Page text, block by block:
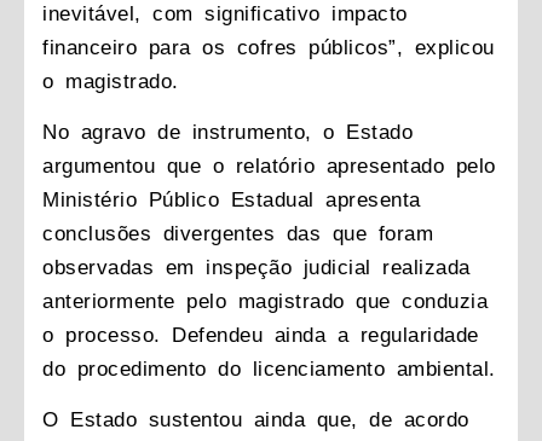
inevitável, com significativo impacto
financeiro para os cofres públicos”, explicou
o magistrado.
No agravo de instrumento, o Estado
argumentou que o relatório apresentado pelo
Ministério Público Estadual apresenta
conclusões divergentes das que foram
observadas em inspeção judicial realizada
anteriormente pelo magistrado que conduzia
o processo. Defendeu ainda a regularidade
do procedimento do licenciamento ambiental.
O Estado sustentou ainda que, de acordo